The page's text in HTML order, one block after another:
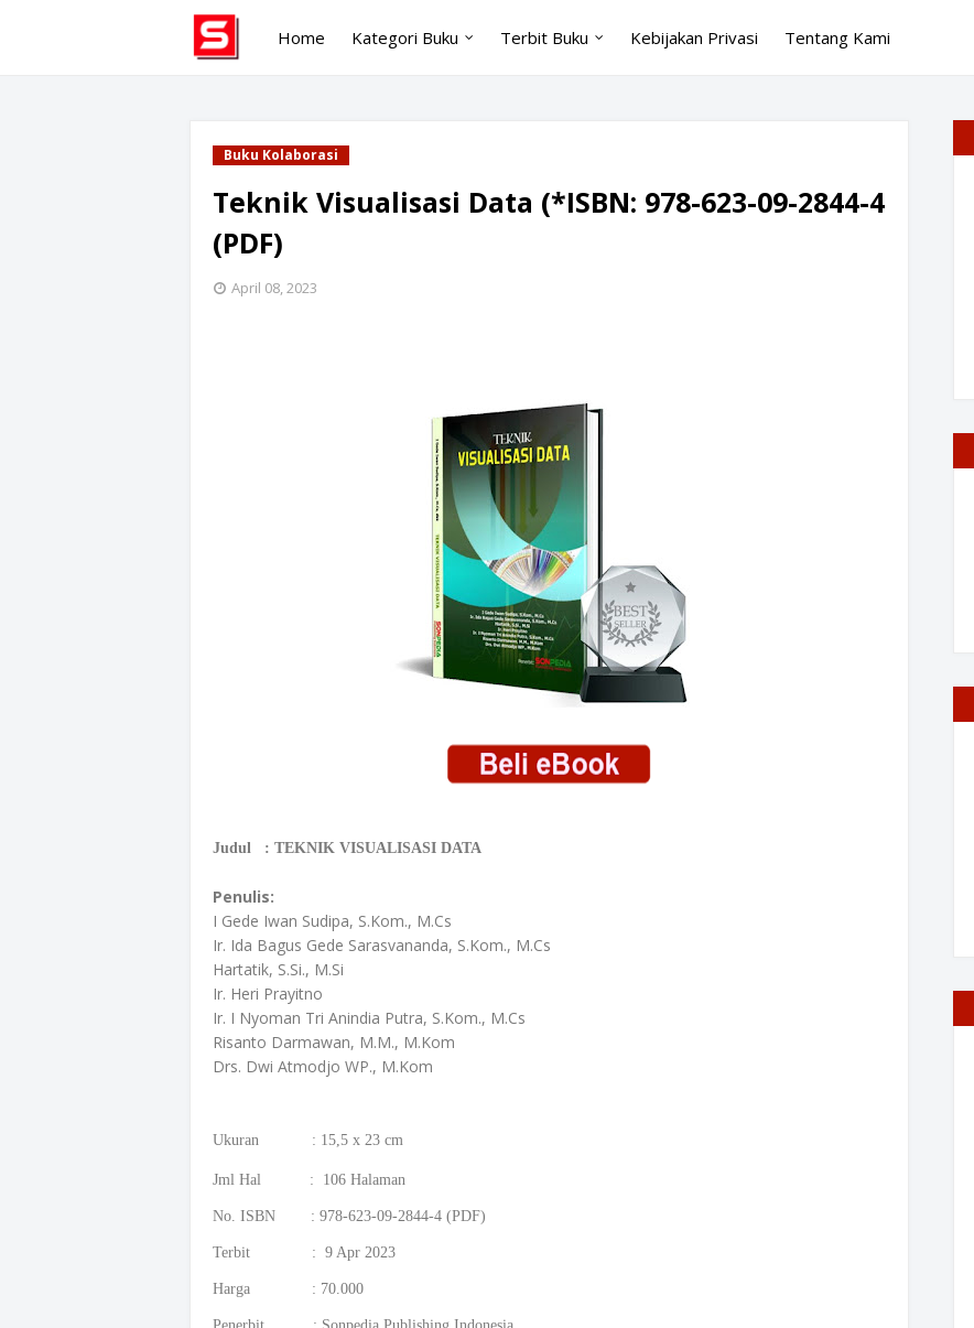
Home Kategori Buku Terbit Buku Kebijakan Privasi Tentang Kami
Buku Kolaborasi
Teknik Visualisasi Data (*ISBN: 978-623-09-2844-4
(PDF)
April 08, 2023
Judul : TEKNIK VISUALISASI DATA
Penulis:
I Gede Iwan Sudipa, S.Kom., M.Cs
Ir. Ida Bagus Gede Sarasvananda, S.Kom., M.Cs
Hartatik, S.Si., M.Si
Ir. Heri Prayitno
Ir. I Nyoman Tri Anindia Putra, S.Kom., M.Cs
Risanto Darmawan, M.M., M.Kom
Drs. Dwi Atmodjo WP., M.Kom
Ukuran : 15,5 x 23 cm
Jml Hal : 106 Halaman
No. ISBN : 978-623-09-2844-4 (PDF)
Terbit : 9 Apr 2023
Harga : 70.000